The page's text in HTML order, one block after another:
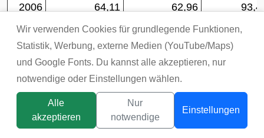
Wir verwenden Cookies für grundlegende Funktionen,
Statistik, Werbung, externe Medien (YouTube/Maps)
und Google Fonts. Du kannst alle akzeptieren, nur
notwendige oder Einstellungen wählen.
Alle
akzeptieren
Nur
notwendige
Einstellungen
Kohlepreis in US-Dollar pro Tonne
2006
64,11 62,96
2007
88,79 51,16
2008
147,67 118,79
2009
70,66 68,08
2010
92,50 71,63